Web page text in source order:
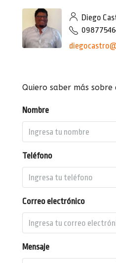
Diego
Quiero saber más
Nombre
Teléfono
Correo electrónico
Mensaje